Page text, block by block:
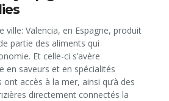
ville: Valencia, en Espagne, produit
partie des aliments qui
Et celle-ci s’avère
en saveurs et en spécialités
ont accès à la mer, ainsi qu’à des
directement connectés la